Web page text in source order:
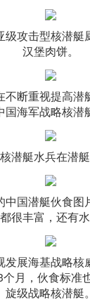
级攻击型核潜艇
汉堡肉饼。
不断重视提高潜
国海军战略核潜
潜艇水兵在潜艇
中国潜艇伙食图
很丰富，还有水
发展海基战略核
月，伙食标准
旋级战略核潜艇。